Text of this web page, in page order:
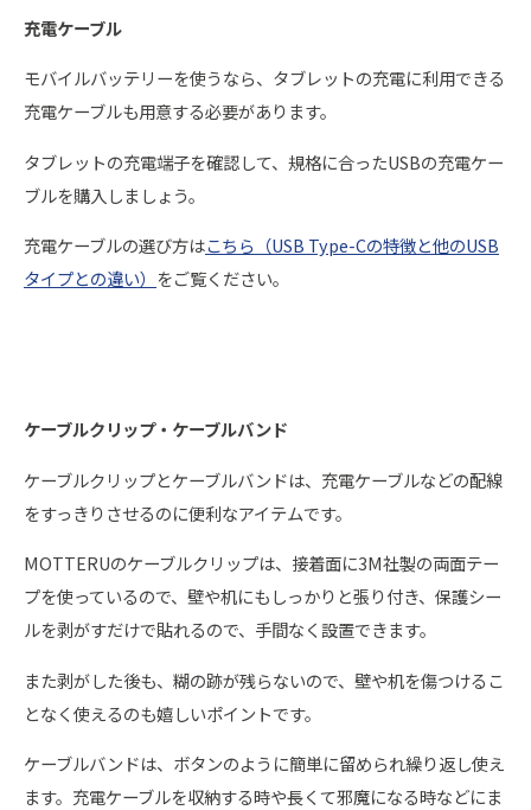
充電ケーブル
モバイルバッテリーを使うなら、タブレットの充電に利用できる
充電ケーブルも用意する必要があります。
タブレットの充電端子を確認して、規格に合ったUSBの充電ケー
ブルを購入しましょう。
充電ケーブルの選び方はこちら（USB Type-Cの特徴と他のUSB
タイプとの違い） をご覧ください。
ケーブルクリップ・ケーブルバンド
ケーブルクリップとケーブルバンドは、充電ケーブルなどの配線
をすっきりさせるのに便利なアイテムです。
MOTTERUのケーブルクリップは、接着面に3M社製の両面テー
プを使っているので、壁や机にもしっかりと張り付き、保護シー
ルを剥がすだけで貼れるので、手間なく設置できます。
また剥がした後も、糊の跡が残らないので、壁や机を傷つけるこ
となく使えるのも嬉しいポイントです。
ケーブルバンドは、ボタンのように簡単に留められ繰り返し使え
ます。充電ケーブルを収納する時や長くて邪魔になる時などにま